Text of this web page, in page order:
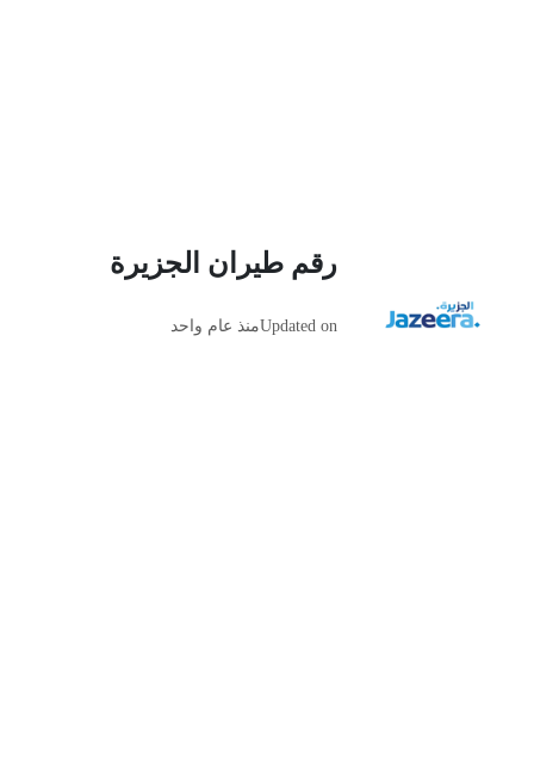
رقم طيران الجزيرة
Updated onمنذ عام واحد